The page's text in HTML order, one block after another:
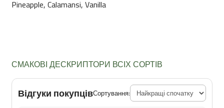
Pineapple, Calamansi, Vanilla
СМАКОВІ ДЕСКРИПТОРИ ВСІХ СОРТІВ
Відгуки покупцівСортування: